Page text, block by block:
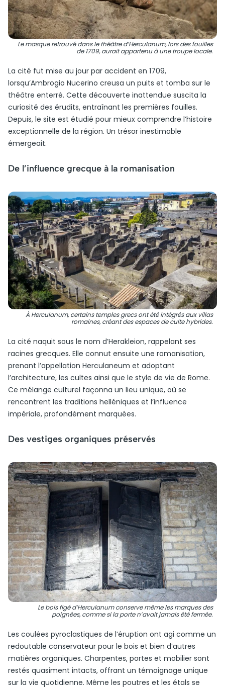
Le masque retrouvé dans le théâtre d’Herculanum, lors des fouilles
de 1709, aurait appartenu à une troupe locale.
La cité fut mise au jour par accident en 1709,
lorsqu’Ambrogio Nucerino creusa un puits et tomba sur le
théâtre enterré. Cette découverte inattendue suscita la
curiosité des érudits, entraînant les premières fouilles.
Depuis, le site est étudié pour mieux comprendre l’histoire
exceptionnelle de la région. Un trésor inestimable
émergeait.
De l’influence grecque à la romanisation
À Herculanum, certains temples grecs ont été intégrés aux villas
romaines, créant des espaces de culte hybrides.
La cité naquit sous le nom d’Herakleion, rappelant ses
racines grecques. Elle connut ensuite une romanisation,
prenant l’appellation Herculaneum et adoptant
l’architecture, les cultes ainsi que le style de vie de Rome.
Ce mélange culturel façonna un lieu unique, où se
rencontrent les traditions helléniques et l’influence
impériale, profondément marquées.
Des vestiges organiques préservés
Le bois figé d’Herculanum conserve même les marques des
poignées, comme si la porte n’avait jamais été fermée.
Les coulées pyroclastiques de l’éruption ont agi comme un
redoutable conservateur pour le bois et bien d’autres
matières organiques. Charpentes, portes et mobilier sont
restés quasiment intacts, offrant un témoignage unique
sur la vie quotidienne. Même les poutres et les étals se